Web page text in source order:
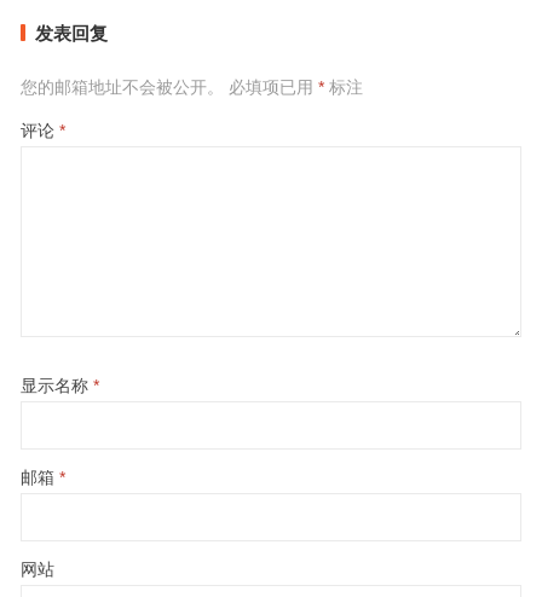
发表回复
您的邮箱地址不会被公开。 必填项已用 *标注
评论 *
显示名称 *
邮箱 *
网站